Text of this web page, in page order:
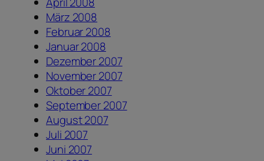
März 2008
Februar 2008
Januar 2008
Dezember 2007
November 2007
Oktober 2007
September 2007
August 2007
Juli 2007
Juni 2007